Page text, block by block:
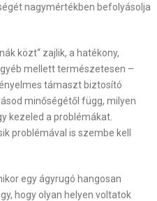
nagymértékben befolyásolja
közt“ zajlik, a hatékony,
mellett természetesen –
támaszt biztosító
minőségétől függ, milyen
kezeled a problémákat.
problémával is szembe kell
egy ágyrugó hangosan
hogy olyan helyen voltatok